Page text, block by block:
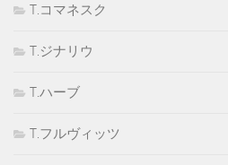
T.コマネスク
T.ジナリウ
T.ハーブ
T.フルヴィッツ